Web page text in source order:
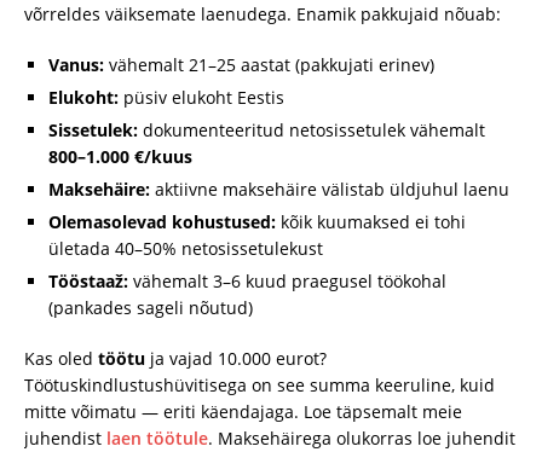
võrreldes väiksemate laenudega. Enamik pakkujaid nõuab:
Vanus: vähemalt 21–25 aastat (pakkujati erinev)
Elukoht: püsiv elukoht Eestis
Sissetulek: dokumenteeritud netosissetulek vähemalt
800–1.000 €/kuus
Maksehäire: aktiivne maksehäire välistab üldjuhul laenu
Olemasolevad kohustused: kõik kuumaksed ei tohi
ületada 40–50% netosissetulekust
Tööstaaž: vähemalt 3–6 kuud praegusel töökohal
(pankades sageli nõutud)
Kas oled töötu ja vajad 10.000 eurot?
Töötuskindlustushüvitisega on see summa keeruline, kuid
mitte võimatu — eriti käendajaga. Loe täpsemalt meie
juhendist laen töötule. Maksehäirega olukorras loe juhendit